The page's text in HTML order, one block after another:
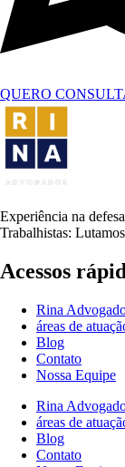
QUERO
Experiência na
Trabalhistas:
Acessos
Rina
áreas de
Blog
Contato
Nossa Equipe
Rina
áreas de
Blog
Contato